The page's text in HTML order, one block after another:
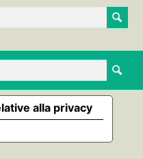
alla privacy